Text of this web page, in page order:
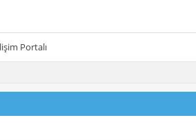
Portalı